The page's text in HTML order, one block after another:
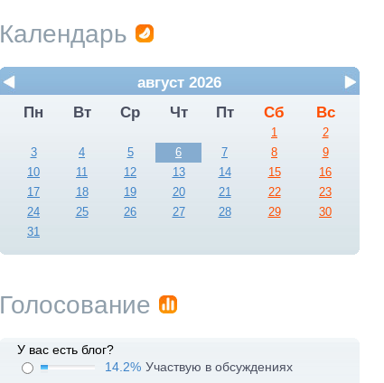
Календарь
август 2026
Пн
Вт Ср Чт Пт Сб Вс
1
2
3
4 5 6 7 8
9
10
11 12 13 14 15
16
17
18 19 20 21 22
23
24
25 26 27 28 29
30
31
Голосование
У вас есть блог?
14.2% Участвую в обсуждениях